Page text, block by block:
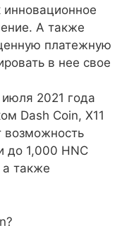
инновационное
А также
платежную
в нее свое
2021 года
Dash Coin, X11
возможность
до 1,000 HNC
а также